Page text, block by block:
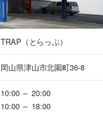
TRAP（とらっぷ）
岡山県津山市北園町36-8
10:00 ～ 20:00
10:00 ～ 18:00